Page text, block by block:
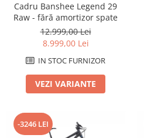
Arcuri
Groupset
Cadru Banshee Legend 29
Raw - fără amortizor spate
12.999,00 Lei
8.999,00 Lei
IN STOC FURNIZOR
VEZI VARIANTE
-3246 LEI